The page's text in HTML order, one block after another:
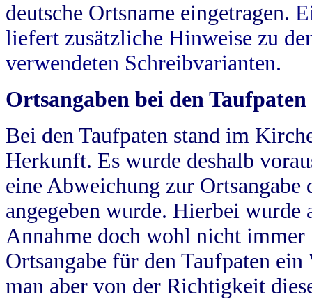
deutsche Ortsname eingetragen.
liefert zusätzliche Hinweise zu
verwendeten Schreibvarianten.
Ortsangaben bei den Taufpaten
Bei den Taufpaten stand im
Herkunft. Es wurde deshalb
eine Abweichung zur
angegeben wurde. Hierbei wurde
Annahme doch wohl nicht
Ortsangabe für den Taufpaten
man aber von der Richtigkeit